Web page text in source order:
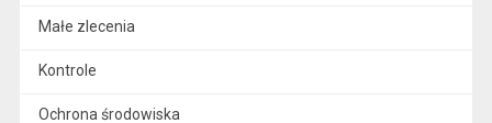
Małe zlecenia
Kontrole
Ochrona środowiska